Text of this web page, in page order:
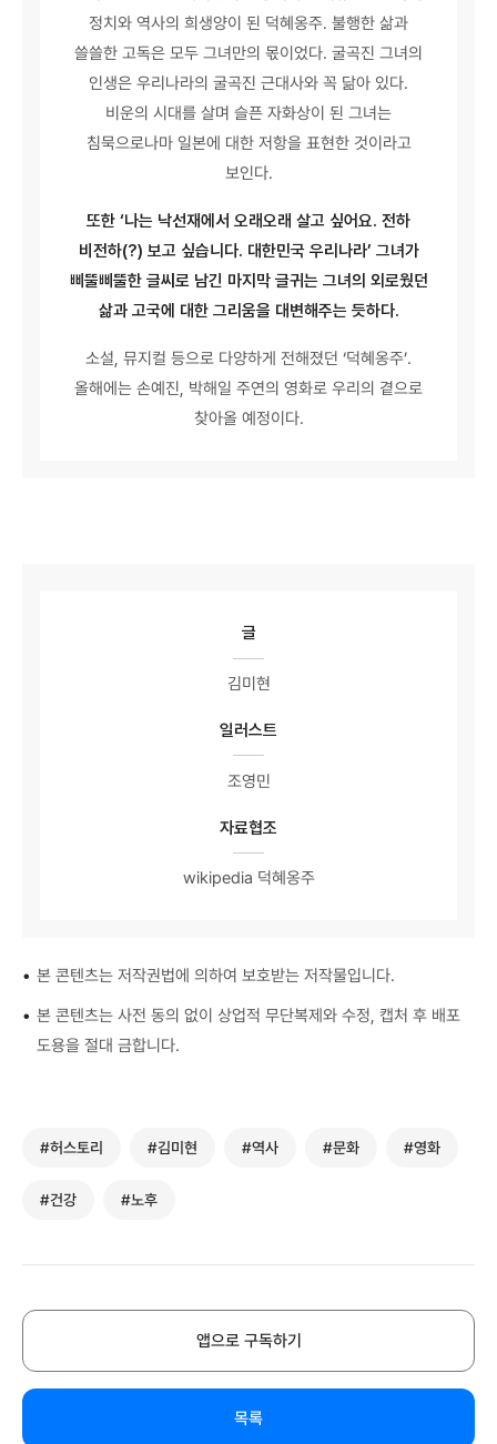
정치와 역사의 희생양이 된 덕혜옹주. 불행한 삶과
쓸쓸한 고독은 모두 그녀만의 몫이었다. 굴곡진 그녀의
인생은 우리나라의 굴곡진 근대사와 꼭 닮아 있다.
비운의 시대를 살며 슬픈 자화상이 된 그녀는
침묵으로나마 일본에 대한 저항을 표현한 것이라고
보인다.
또한 ‘나는 낙선재에서 오래오래 살고 싶어요. 전하
비전하(?) 보고 싶습니다. 대한민국 우리나라’ 그녀가
삐뚤삐뚤한 글씨로 남긴 마지막 글귀는 그녀의 외로웠던
삶과 고국에 대한 그리움을 대변해주는 듯하다.
소설, 뮤지컬 등으로 다양하게 전해졌던 ‘덕혜옹주’.
올해에는 손예진, 박해일 주연의 영화로 우리의 곁으로
찾아올 예정이다.
글
김미현
일러스트
조영민
자료협조
wikipedia 덕혜옹주
• 본 콘텐츠는 저작권법에 의하여 보호받는 저작물입니다.
• 본 콘텐츠는 사전 동의 없이 상업적 무단복제와 수정, 캡처 후 배포
도용을 절대 금합니다.
#허스토리 #김미현 #역사 #문화 #영화
#건강 #노후
앱으로 구독하기
목록